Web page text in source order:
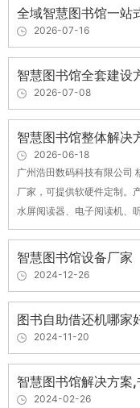
全域智慧图书馆一站
2026-07-16
智慧图书馆全套建设
2026-07-08
智慧图书馆整体解决
2026-06-18
广州浩田数码科技有限公司
厂家，可提供软硬件定制。
水屏阅读器、电子阅读机、
智慧图书馆设备厂家
2024-12-26
图书自助借还机哪家
2024-11-20
智慧图书馆解决方案
2024-02-26